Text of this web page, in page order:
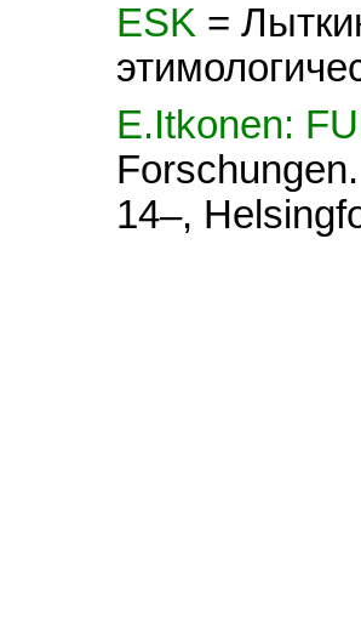
ESK =
E.Itkonen:
14–,